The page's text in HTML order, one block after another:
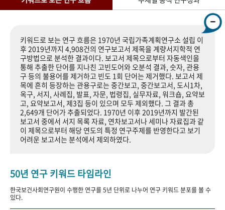
기록물 아카이브
사진 아카이브 문서 기록물 행정박물 영상 기록물
+1주년 기념
성과 50선 숫자로 보는 50년 50+1주년 광장
세계와 함께 한 KIHASA
VR 역사관
키워드로 보는 연구 흐름은 1970년 국립가족계획연구소 설립 이
후 2019년까지 4,908건의 연구보고서 제목을 계량서지학적 연
구방법으로 분석한 결과이다. 보고서 제목으로부터 자동색인을
통해 추출한 단어를 지나친 고빈도어와 오분석 결과, 숫자, 관용
구 등의 불용어를 제거하고 빈도 1회 단어는 제거했다. 보고서 제
목에 흔히 등장하는 관용구로는 중간보고, 중간보고서, 도시1차,
옥구, 서지, 사례집, 발표, 자문, 법령집, 실무자료, 워크숍, 요약보
고, 요약보고서, 제3집 등이 있으며 모두 제외했다. 그 결과 총
2,649개 단어가 추출되었다. 1970년 이후 2019년까지 발간된
보고서 중에서 서지 목록 자료, 연차보고서나 세미나 자료집과 같
이 제목으로부터 해당 연도의 특정 연구주제를 반영한다고 보기
어려운 보고서는 분석에서 제외하였다.
50년 연구 키워드 타임라인
한국보건사회연구원이 수행한 연구를 5년 단위로 나누어 연구 키워드 분포를 볼 수
있다.